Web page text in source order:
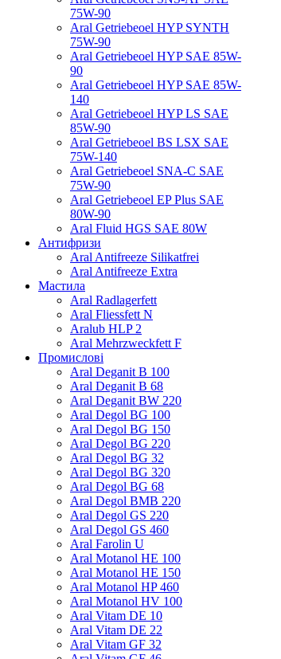
75W-90
Aral Getriebeoel HYP SYNTH
75W-90
Aral Getriebeoel HYP SAE 85W-
90
Aral Getriebeoel HYP SAE 85W-
140
Aral Getriebeoel HYP LS SAE
85W-90
Aral Getriebeoel BS LSX SAE
75W-140
Aral Getriebeoel SNA-C SAE
75W-90
Aral Getriebeoel EP Plus SAE
80W-90
Aral Fluid HGS SAE 80W
Антифризи
Aral Antifreeze Silikatfrei
Aral Antifreeze Extra
Мастила
Aral Radlagerfett
Aral Fliessfett N
Aralub HLP 2
Aral Mehrzweckfett F
Промислові
Aral Deganit B 100
Aral Deganit B 68
Aral Deganit BW 220
Aral Degol BG 100
Aral Degol BG 150
Aral Degol BG 220
Aral Degol BG 32
Aral Degol BG 320
Aral Degol BG 68
Aral Degol BMB 220
Aral Degol GS 220
Aral Degol GS 460
Aral Farolin U
Aral Motanol HE 100
Aral Motanol HE 150
Aral Motanol HP 460
Aral Motanol HV 100
Aral Vitam DE 10
Aral Vitam DE 22
Aral Vitam GF 32